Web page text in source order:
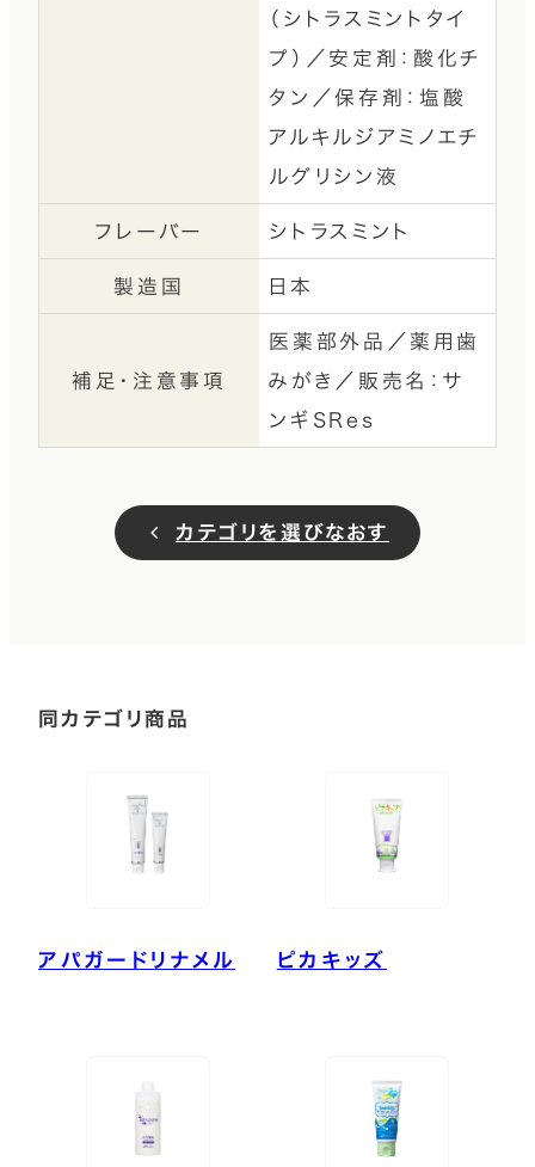
（シトラスミントタイ
プ）／安定剤：酸化チ
タン／保存剤：塩酸
アルキルジアミノエチ
ルグリシン液
フレーバー シトラスミント
製造国 日本
補足・注意事項
医薬部外品／薬用歯
みがき／販売名：サ
ンギSRes
カテゴリを選びなおす
同カテゴリ商品
アパガードリナメル ピカキッズ